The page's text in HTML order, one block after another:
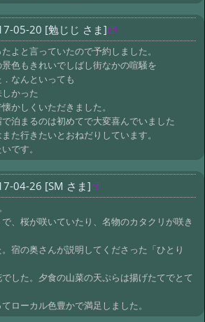
05-20 [勉じじ さま]
よと言っていたので予約しました。
色もきれいでしばし街なかの喧騒を
なんといっても
かった
かしくいただきました。
泊まるのは初めてで大変喜んでいました
た行きたいとおねだりしています。
です。
04-26 [SM さま]
、桜が咲いていたり、名物のカタクリが咲き
宿の奥さんが説明してくださった「ひとり
した。夕食の山菜の天ぷらは揚げたてでとて
ローカル色豊かで満足しました。